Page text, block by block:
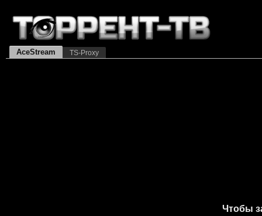
AceStream TS-Proxy
Чтобы